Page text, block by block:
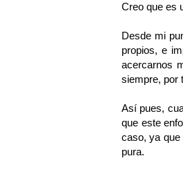
Creo que es
Desde mi
propios, e
acercarnos
siempre, por
Así pues,
que este
caso, ya que
pura.